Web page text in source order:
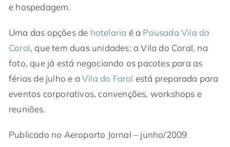
e hospedagem.
Uma das opções de hotelaria é a Pousada Vila do
Coral, que tem duas unidades: a Vila do Coral, na
foto, que já está negociando os pacotes para as
férias de julho e aVila do Farol está preparada para
eventos corporativos, convenções, workshops e
reuniões.
Publicado no Aeroporto Jornal – junho/2009